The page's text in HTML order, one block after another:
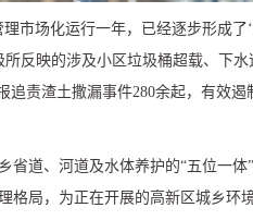
市场化运行一年，已经逐步形成
反映的涉及小区垃圾桶超载、下
追责渣土撒漏事件280余起，有效遏
道、河道及水体养护的“五位一
局，为正在开展的高新区城乡环